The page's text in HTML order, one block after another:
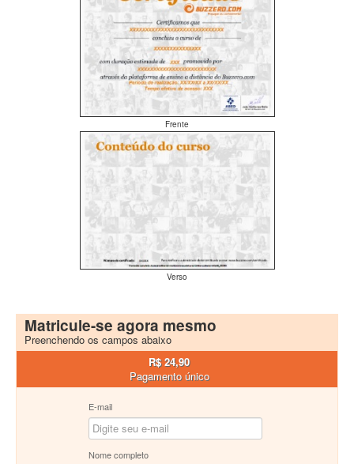
Frente
Verso
Matricule-se agora mesmo
Preenchendo os campos abaixo
R$ 24,90
Pagamento único
E-mail
Nome completo